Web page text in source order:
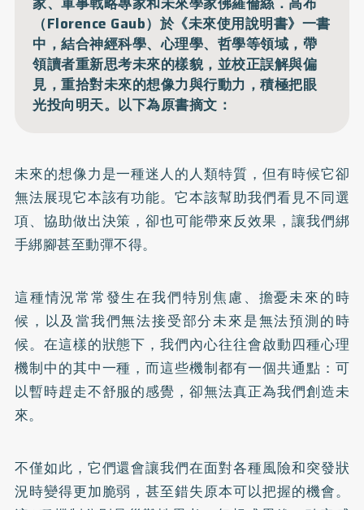
（Florence Gaub）於《未來使用說明書》一書
中，結合神經科學、心理學、哲學等領域，帶
領讀者重新思考未來的樣貌，並校正誤解與偏
見，重拾對未來的想像力與行動力，積極把眼
光投向明天。以下為原書摘文：
未來的想像力是一種迷人的人類特質，但有時候它卻
無法展現它本該有功能。它本該幫助我們看見不同選
項、協助做出決策，卻也可能帶來反效果，讓我們綁
手綁腳甚至動彈不得。
這種情況常常發生在我們特別焦慮、擔憂未來的時
候，以及當我們無法接受部分未來是無法預測的時
候。在這樣的狀態下，我們內心往往會啟動四種心理
機制中的其中一種，而這些機制都有一個共通點：可
以暫時趕走不舒服的感覺，卻無法真正為我們創造未
來。
不僅如此，它們還會讓我們在面對各種風險和突發狀
況時變得更加脆弱，甚至錯失原本可以把握的機會。